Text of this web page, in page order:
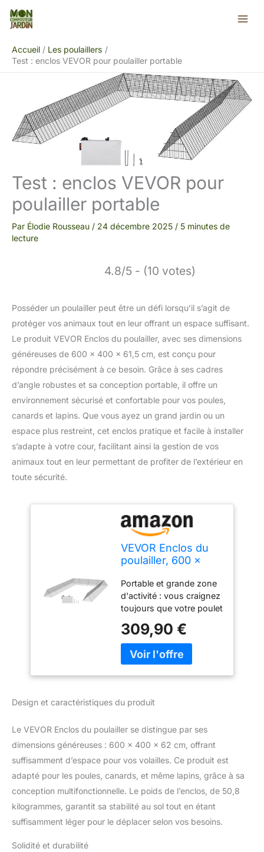
Aller
Accueil
Les poulaillers
Test : enclos VEVOR pour poulailler portable
Test : enclos VEVOR pour
poulailler portable
Par Élodie Rousseau / 24 décembre 2025 / 5 minutes de
lecture
4.8/5 - (10 votes)
Posséder un poulailler peut être un défi lorsqu’il s’agit de
protéger vos animaux tout en leur offrant un espace suffisant.
Le produit VEVOR Enclos du poulailler, avec ses dimensions
généreuses de 600 x 400 x 61,5 cm, est conçu pour
répondre précisément à ce besoin. Grâce à ses cadres
d’angle robustes et sa conception portable, il offre un
environnement sécurisé et confortable pour vos poules,
canards et lapins. Que vous ayez un grand jardin ou un
espace plus restreint, cet enclos pratique et facile à installer
s’adapte à votre cour, facilitant ainsi la gestion de vos
animaux tout en leur permettant de profiter de l’extérieur en
toute sécurité.
VEVOR Enclos du
poulailler, 600 x
x H), Tunnels de
Poulet pour la Cour,
poulailler Portable
pour l’extérieur
avec Cadres
d’Angle, 2
Ensembles, adapté
aux Poulets,
Portable et grande zone
d'activité : vous craignez
toujours que votre poulet
Notre enclos tunnel pour
poulets les protégera de
votre jardin et ils
mesurant 400 cm de
le tunnel pour poulets
VEVOR offre une plus
grande liberté aux
durable et stable :
construit en acier Q195
de haute qualité avec
revêtement antirouille par
309,90 €
Design et caractéristiques du produit
Le VEVOR Enclos du poulailler se distingue par ses
dimensions généreuses : 600 x 400 x 62 cm, offrant
suffisamment d’espace pour vos volailles. Ce produit est
adapté pour les poules, canards, et même lapins, grâce à sa
conception multifonctionnelle. Le poids de l’enclos, de 50,8
kilogrammes, garantit sa stabilité au sol tout en étant
suffisamment léger pour le déplacer selon vos besoins.
Solidité et durabilité
Rechercher